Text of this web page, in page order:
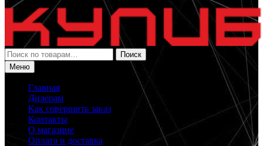
Искать:
Поиск
Меню
Главная
Дилерам
Как совершить заказ
Контакты
О магазине
Оплата и доставка